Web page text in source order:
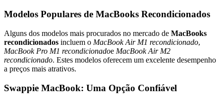
Modelos Populares de MacBooks Recondicionados
Alguns dos modelos mais procurados no mercado de MacBooks
recondicionados incluem o MacBook Air M1 recondicionado,
MacBook Pro M1 recondicionadoe MacBook Air M2
recondicionado. Estes modelos oferecem um excelente desempenho
a preços mais atrativos.
Swappie MacBook: Uma Opção Confiável